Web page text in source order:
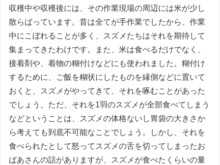
収穫中や収穫後には、その作業現場の周辺には米が少し
散らばっています。昔は全てが手作業でしたから、作業
中にこぼれることが多く、スズメたちはそれを期待して
集まってきたわけです。また、米は食べるだけでなく、
接着剤や、着物の糊付けなどにも使われました。糊付け
するために、ご飯を糊状にしたものを縁側などに置いて
おくと、スズメがやってきて、それを啄むことがあった
でしょう。ただ、それを1羽のスズメが全部食べてしまう
などということは、スズメの体格ないし胃袋の大きさか
ら考えても到底不可能なことでしょう。しかし、それを
食べられたとして怒ってスズメの舌を切ってしまったお
ばあさんの話がありますが、スズメが食べたくらいの量